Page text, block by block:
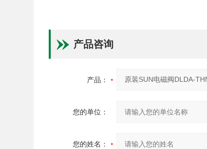
产品咨询
产品：
您的单位：
您的姓名：